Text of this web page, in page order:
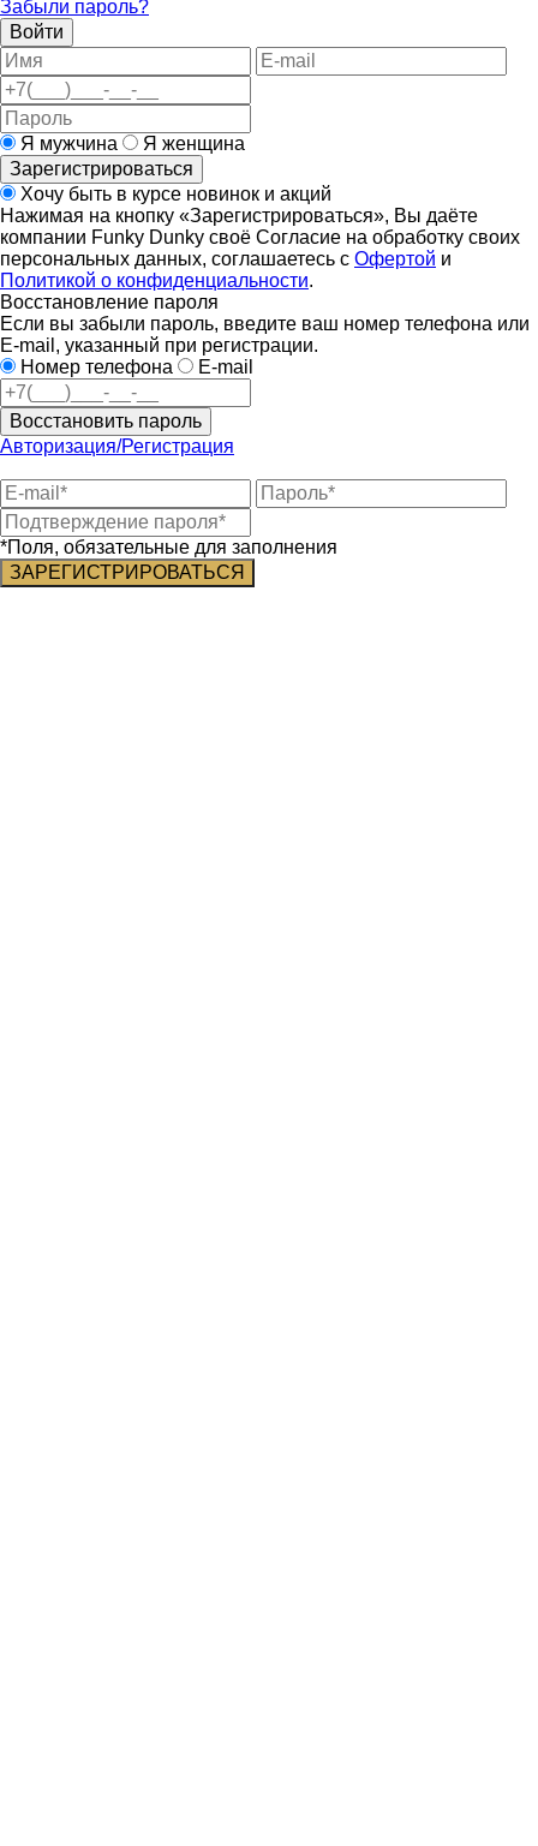
Забыли пароль?
Войти
Я мужчина
Я женщина
Зарегистрироваться
Хочу быть в курсе новинок и акций
Нажимая на кнопку «Зарегистрироваться», Вы даёте
компании Funky Dunky своё Согласие на обработку своих
персональных данных, соглашаетесь с Офертой и
Политикой о конфиденциальности.
Восстановление пароля
Если вы забыли пароль, введите ваш номер телефона или
E-mail, указанный при регистрации.
Номер телефона
E-mail
Восстановить пароль
Авторизация/Регистрация
*Поля, обязательные для заполнения